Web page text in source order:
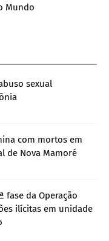
Mundo
sexual
com mortos em
de Nova Mamoré
fase da Operação
ilícitas em unidade